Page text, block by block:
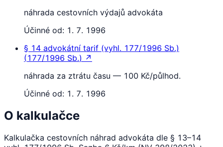
náhrada cestovních výdajů advokáta
Účinné od: 1. 7. 1996
§ 14 advokátní tarif (vyhl. 177/1996 Sb.)
(177/1996 Sb.) ↗
náhrada za ztrátu času — 100 Kč/půlhod.
Účinné od: 1. 7. 1996
O kalkulačce
Kalkulačka cestovních náhrad advokáta dle § 13–14